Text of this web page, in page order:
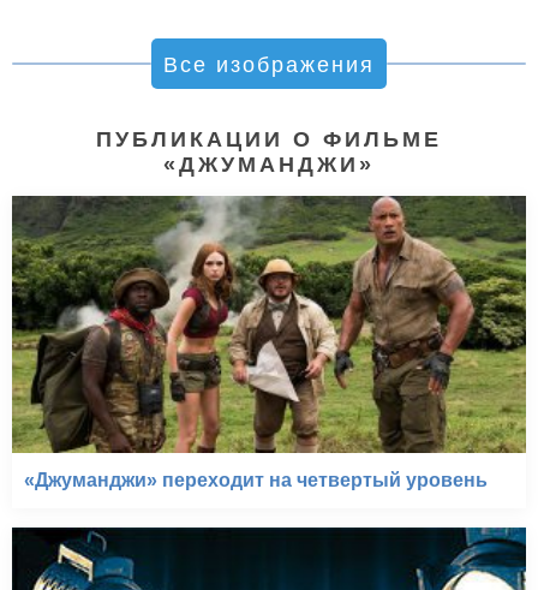
Все изображения
ПУБЛИКАЦИИ О ФИЛЬМЕ
«ДЖУМАНДЖИ»
«Джуманджи» переходит на четвертый уровень